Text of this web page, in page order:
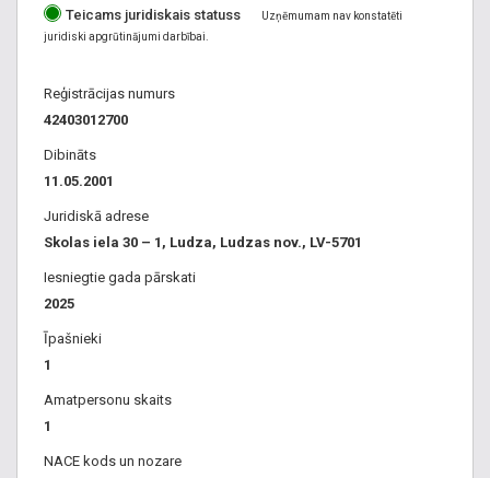
Teicams juridiskais statuss
Uzņēmumam nav konstatēti
juridiski apgrūtinājumi darbībai.
Reģistrācijas numurs
42403012700
Dibināts
11.05.2001
Juridiskā adrese
Skolas iela 30 – 1, Ludza, Ludzas nov., LV-5701
Iesniegtie gada pārskati
2025
Īpašnieki
1
Amatpersonu skaits
1
NACE kods un nozare